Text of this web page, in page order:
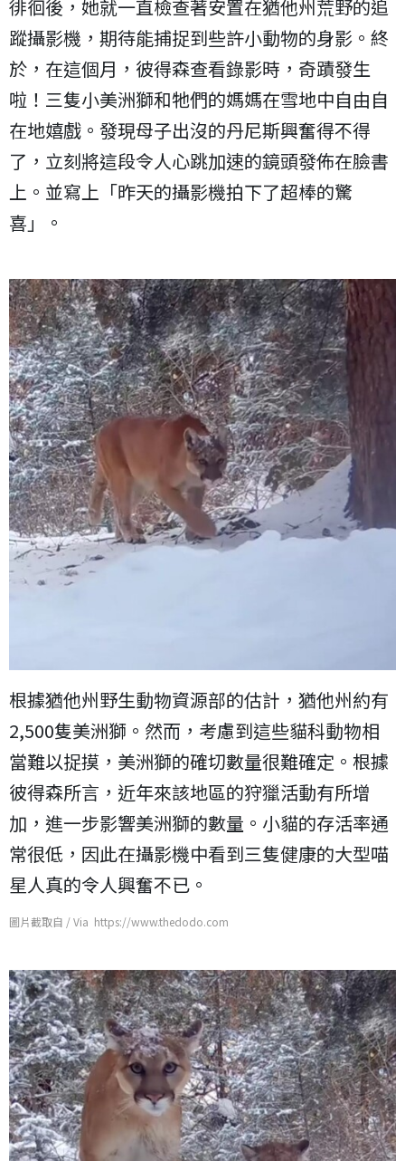
徘徊後，她就一直檢查著安置在猶他州荒野的追
蹤攝影機，期待能捕捉到些許小動物的身影。終
於，在這個月，彼得森查看錄影時，奇蹟發生
啦！三隻小美洲獅和牠們的媽媽在雪地中自由自
在地嬉戲。發現母子出沒的丹尼斯興奮得不得
了，立刻將這段令人心跳加速的鏡頭發佈在臉書
上。並寫上「昨天的攝影機拍下了超棒的驚
喜」。
根據猶他州野生動物資源部的估計，猶他州約有
2,500隻美洲獅。然而，考慮到這些貓科動物相
當難以捉摸，美洲獅的確切數量很難確定。根據
彼得森所言，近年來該地區的狩獵活動有所增
加，進一步影響美洲獅的數量。小貓的存活率通
常很低，因此在攝影機中看到三隻健康的大型喵
星人真的令人興奮不已。
圖片截取自 / Via https://www.thedodo.com